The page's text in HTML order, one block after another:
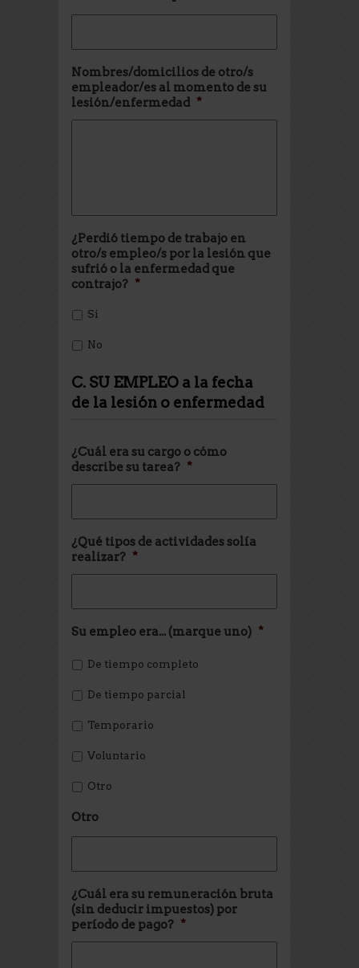
Nombres/domicilios de otro/s
empleador/es al momento de su
lesión/enfermedad
*
¿Perdió tiempo de trabajo en
otro/s empleo/s por la lesión que
sufrió o la enfermedad que
contrajo? *
Sí
No
C. SU EMPLEO a la fecha
de la lesión o enfermedad
¿Cuál era su cargo o cómo
describe su tarea? *
¿Qué tipos de actividades solía
realizar? *
Su empleo era... (marque uno) *
De tiempo completo
De tiempo parcial
Temporario
Voluntario
Otro
Otro
¿Cuál era su remuneración bruta
(sin deducir impuestos) por
período de pago? *